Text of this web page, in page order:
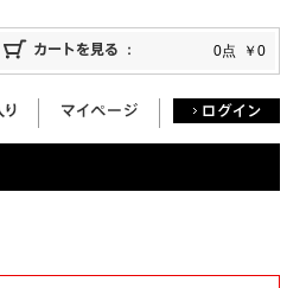
0点 ￥0